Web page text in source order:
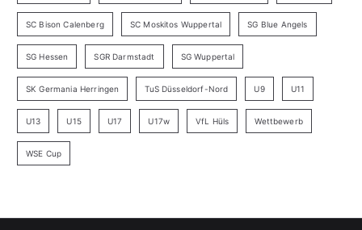
SC Bison Calenberg SC Moskitos Wuppertal SG Blue Angels
SG Hessen SGR Darmstadt SG Wuppertal
SK Germania Herringen TuS Düsseldorf-Nord U9 U11
U13 U15 U17 U17w VfL Hüls Wettbewerb
WSE Cup